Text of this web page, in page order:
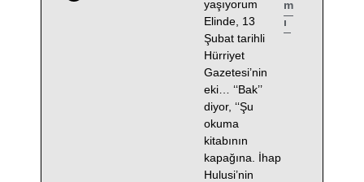
yaşıyorum
Elinde, 13
Şubat tarihli
Hürriyet
Gazetesi’nin
eki… ‘‘Bak’’
diyor, ‘‘Şu
okuma
kitabının
kapağına. İhap
Hulusi’nin
m
ı